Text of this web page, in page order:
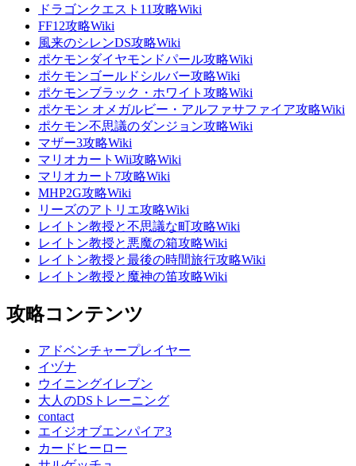
ドラゴンクエスト11攻略Wiki
FF12攻略Wiki
風来のシレンDS攻略Wiki
ポケモンダイヤモンドパール攻略Wiki
ポケモンゴールドシルバー攻略Wiki
ポケモンブラック・ホワイト攻略Wiki
ポケモン オメガルビー・アルファサファイア攻略Wiki
ポケモン不思議のダンジョン攻略Wiki
マザー3攻略Wiki
マリオカートWii攻略Wiki
マリオカート7攻略Wiki
MHP2G攻略Wiki
リーズのアトリエ攻略Wiki
レイトン教授と不思議な町攻略Wiki
レイトン教授と悪魔の箱攻略Wiki
レイトン教授と最後の時間旅行攻略Wiki
レイトン教授と魔神の笛攻略Wiki
攻略コンテンツ
アドベンチャープレイヤー
イヅナ
ウイニングイレブン
大人のDSトレーニング
contact
エイジオブエンパイア3
カードヒーロー